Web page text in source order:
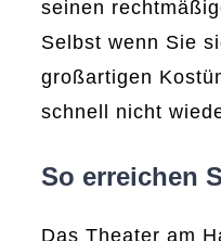
seinen
Selbst wenn Sie
großartigen
schnell nicht
So erreichen
Das Theater am